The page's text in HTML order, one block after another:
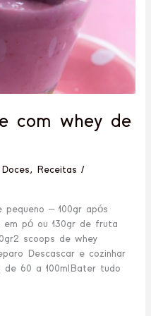
com whey de
, Receitas /
pequeno – 100gr após
pó ou 130gr de fruta
scoops de whey
Descascar e cozinhar
de 60 a 100mlBater tudo